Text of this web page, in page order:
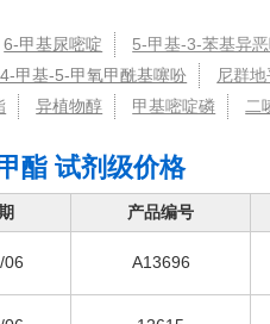
6-甲基尿嘧啶 5-甲基-3-苯基异
甲基-5-甲氧甲酰基噻吩
尼群
异植物醇 甲基嘧啶磷 二
酯 试剂级价格
产品编号
06 A13696